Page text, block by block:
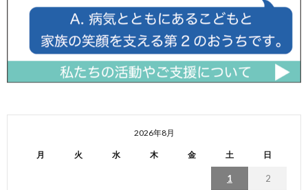
2026年8月
月 火 水 木 金 土 日
1 2